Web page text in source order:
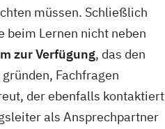
müssen. Schließlich
beim Lernen nicht neben
zur Verfügung, das den
Fachfragen
der ebenfalls kontaktiert
als Ansprechpartner